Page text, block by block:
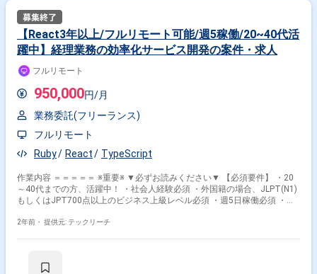
ハビリを日常化し、社会を元気にする」。 運動療法クラウドサービスの接
骨院業界や整形外科分野での普及に焦点を当て、 がんや骨粗鬆症など運動
療法の効果が証明された他の疾患分野への拡大を計画。 【採用背景】 組
織の拡大のため。 案件No：129_003
【React3年以上/フルリモート可能/週5稼働/20~40代活
躍中】経理業務の効率化サービス開発の案件・求人
フルリモート
950,000円/月
業務委託(フリーランス)
フルリモート
Ruby
React TypeScript
作業内容 ＝＝＝＝＝ ※重要※ ▼必ずお読みください▼ 【必須要件】 ・20
～40代までの方、活躍中！ ・社会人経験必須 ・外国籍の場合、JLPT(N1)
もしくはJPT700点以上のビジネス上級レベル必須 ・週5日稼働必須 ・エ
者までお問合せ下さい。 ★期間：随時～ 【概要】 ・経理業務をDX化する
でチームを分けておりません。 お客様のWebエンジニアは、Rails・React
2年前・ 提供元: テックリーチ